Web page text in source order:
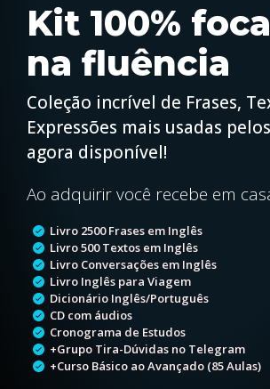
Kit 100%
na fluência
Coleção incrível de Frases,
Expressões mais usadas
agora disponível!
Ao adquirir você recebe em
Livro 2500 Frases em Inglês
Livro 500 Textos em Inglês
Livro Conversações em Inglês
Livro Inglês para Viagem
Dicionário Inglês/Português
CD com áudios
Cronograma de Estudos
+Grupo Tira-Dúvidas no Telegram
+Curso Básico ao Avançado (85 Aulas)